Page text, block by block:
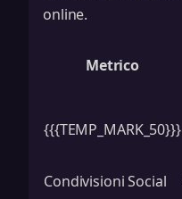
online.
Metrico
{{{TEMP_MARK_50}}}
Condivisioni Social